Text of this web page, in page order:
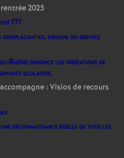
2025
???
remplaçant·es, indigne du service
Rhône dénonce les opérations de
scolaires.
: Visios de recours
reconnaissance réelle de tous les